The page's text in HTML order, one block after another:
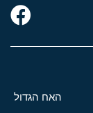
האח הגדול